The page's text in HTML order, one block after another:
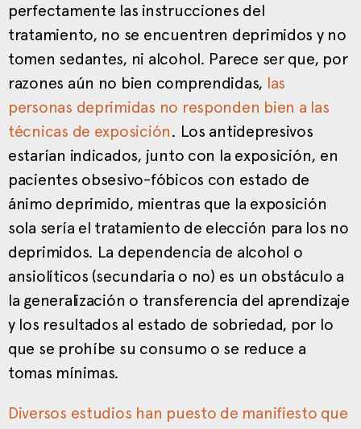
perfectamente las instrucciones del
tratamiento, no se encuentren deprimidos y no
tomen sedantes, ni alcohol. Parece ser que, por
razones aún no bien comprendidas, las
personas deprimidas no responden bien a las
técnicas de exposición. Los antidepresivos
estarían indicados, junto con la exposición, en
pacientes obsesivo-fóbicos con estado de
ánimo deprimido, mientras que la exposición
sola sería el tratamiento de elección para los no
deprimidos. La dependencia de alcohol o
ansiolíticos (secundaria o no) es un obstáculo a
la generalización o transferencia del aprendizaje
y los resultados al estado de sobriedad, por lo
que se prohíbe su consumo o se reduce a
tomas mínimas.
Diversos estudios han puesto de manifiesto que